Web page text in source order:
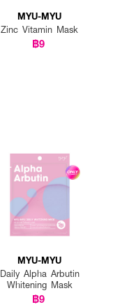
MYU-MYU
Zinc Vitamin Mask
฿9
MYU-MYU
Daily Alpha Arbutin
Whitening Mask
฿9